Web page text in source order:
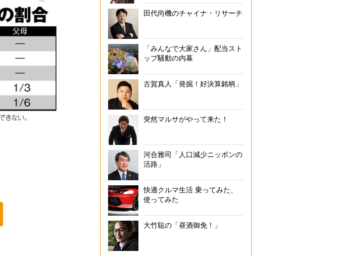
田代尚機のチャイナ・リサーチ
「みんなで大家さん」配当スト
ップ騒動の内幕
古賀真人「発掘！好決算銘柄」
突然マルサがやって来た！
河合雅司「人口減少ニッポンの
活路」
快適クルマ生活 乗ってみた、
使ってみた
大竹聡の「昼酒御免！」